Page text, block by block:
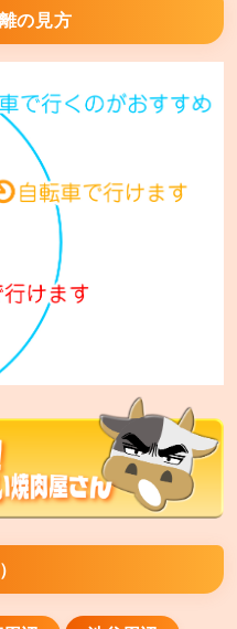
の見方